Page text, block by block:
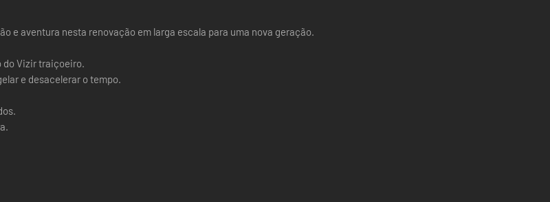
e aventura nesta renovação em larga escala para uma nova geração.
do Vizir traiçoeiro.
e desacelerar o tempo.